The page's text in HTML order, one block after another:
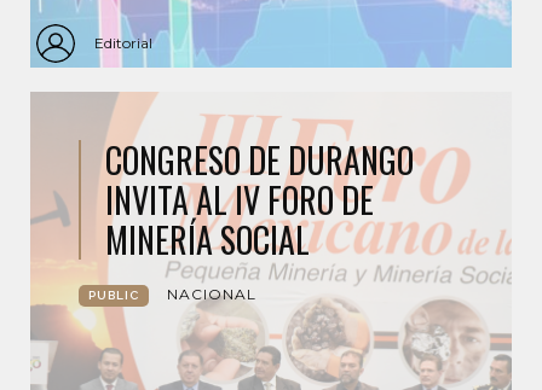
Editorial
CONGRESO DE DURANGO
INVITA AL IV FORO DE
MINERÍA SOCIAL
PUBLIC NACIONAL